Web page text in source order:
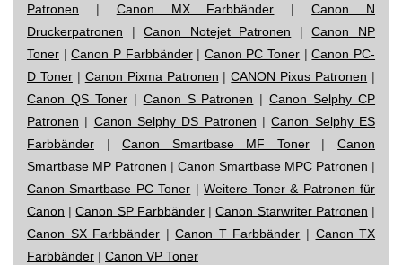
Patronen | Canon MX Farbbänder |Canon N
Druckerpatronen |Canon Notejet Patronen |Canon NP
Toner |Canon P Farbbänder| Canon PC Toner |Canon PC-
D Toner| Canon Pixma Patronen |CANON Pixus Patronen |
Canon QS Toner| Canon S Patronen |Canon Selphy CP
Patronen | Canon Selphy DS Patronen |Canon Selphy ES
Farbbänder |Canon Smartbase MF Toner|Canon
Smartbase MP Patronen | Canon Smartbase MPC Patronen |
Canon Smartbase PC Toner |Weitere Toner & Patronen für
Canon |Canon SP Farbbänder|Canon Starwriter Patronen |
Canon SX Farbbänder |Canon T Farbbänder | Canon TX
Farbbänder | Canon VP Toner